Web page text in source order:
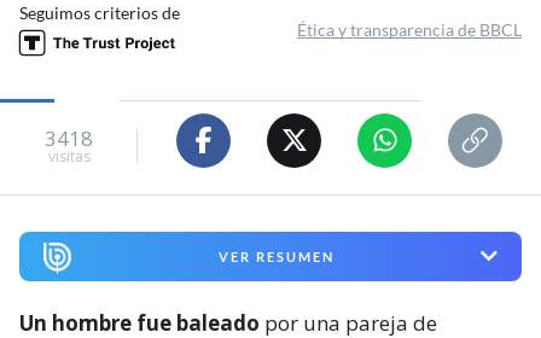
Seguimos criterios de
Ética y transparencia de BBCL
3418
visitas
VER RESUMEN
Un hombre fue baleado por una pareja de